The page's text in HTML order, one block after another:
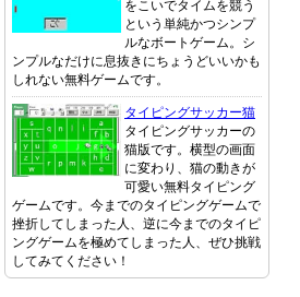
をこいでタイムを競う
という単純かつシンプ
ルなボートゲーム。シ
ンプルなだけに息抜きにちょうどいいかも
しれない無料ゲームです。
タイピングサッカー猫
タイピングサッカーの
猫版です。横型の画面
に変わり、猫の動きが
可愛い無料タイピング
ゲームです。今までのタイピングゲームで
挫折してしまった人、逆に今までのタイピ
ングゲームを極めてしまった人、ぜひ挑戦
してみてください！